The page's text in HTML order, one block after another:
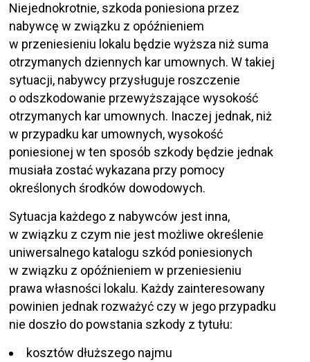
Niejednokrotnie, szkoda poniesiona przez
nabywcę w związku z opóźnieniem
w przeniesieniu lokalu będzie wyższa niż suma
otrzymanych dziennych kar umownych. W takiej
sytuacji, nabywcy przysługuje roszczenie
o odszkodowanie przewyższające wysokość
otrzymanych kar umownych. Inaczej jednak, niż
w przypadku kar umownych, wysokość
poniesionej w ten sposób szkody będzie jednak
musiała zostać wykazana przy pomocy
określonych środków dowodowych.
Sytuacja każdego z nabywców jest inna,
w związku z czym nie jest możliwe określenie
uniwersalnego katalogu szkód poniesionych
w związku z opóźnieniem w przeniesieniu
prawa własności lokalu. Każdy zainteresowany
powinien jednak rozważyć czy w jego przypadku
nie doszło do powstania szkody z tytułu:
kosztów dłuższego najmu